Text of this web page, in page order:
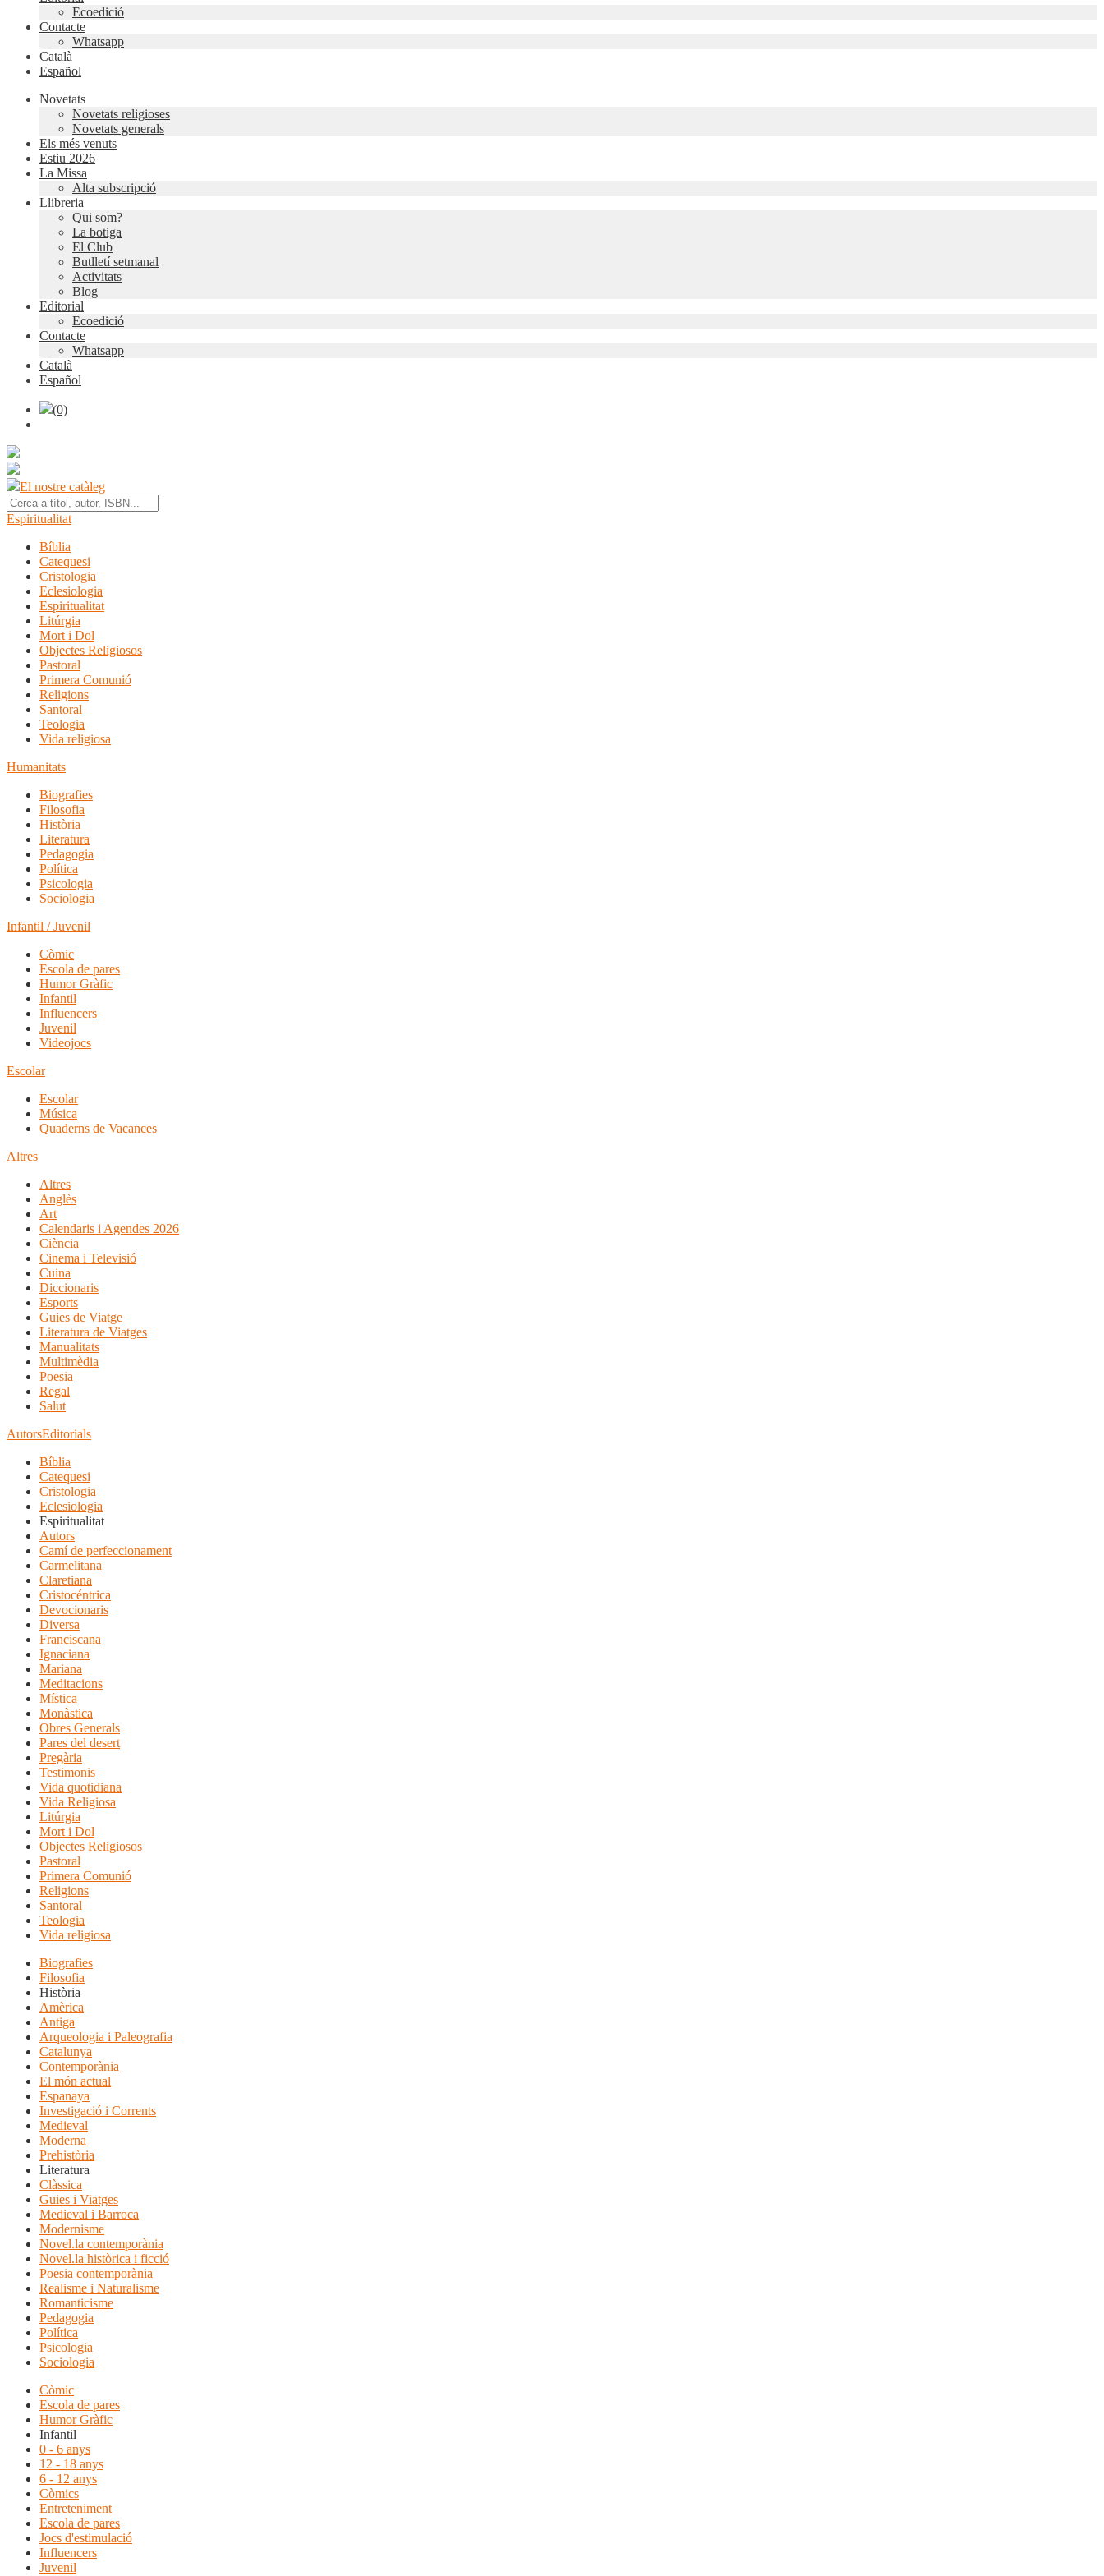
Ecoedició
Contacte
Whatsapp
Català
Español
Novetats
Novetats religioses
Novetats generals
Els més venuts
Estiu 2026
La Missa
Alta subscripció
Llibreria
Qui som?
La botiga
El Club
Butlletí setmanal
Activitats
Blog
Editorial
Ecoedició
Contacte
Whatsapp
Català
Español
(0)
El nostre catàleg
Espiritualitat
Bíblia
Catequesi
Cristologia
Eclesiologia
Espiritualitat
Litúrgia
Mort i Dol
Objectes Religiosos
Pastoral
Primera Comunió
Religions
Santoral
Teologia
Vida religiosa
Humanitats
Biografies
Filosofia
Història
Literatura
Pedagogia
Política
Psicologia
Sociologia
Infantil / Juvenil
Còmic
Escola de pares
Humor Gràfic
Infantil
Influencers
Juvenil
Videojocs
Escolar
Escolar
Música
Quaderns de Vacances
Altres
Altres
Anglès
Art
Calendaris i Agendes 2026
Ciència
Cinema i Televisió
Cuina
Diccionaris
Esports
Guies de Viatge
Literatura de Viatges
Manualitats
Multimèdia
Poesia
Regal
Salut
AutorsEditorials
Bíblia
Catequesi
Cristologia
Eclesiologia
Espiritualitat
Autors
Camí de perfeccionament
Carmelitana
Claretiana
Cristocéntrica
Devocionaris
Diversa
Franciscana
Ignaciana
Mariana
Meditacions
Mística
Monàstica
Obres Generals
Pares del desert
Pregària
Testimonis
Vida quotidiana
Vida Religiosa
Litúrgia
Mort i Dol
Objectes Religiosos
Pastoral
Primera Comunió
Religions
Santoral
Teologia
Vida religiosa
Biografies
Filosofia
Història
Amèrica
Antiga
Arqueologia i Paleografia
Catalunya
Contemporània
El món actual
Espanaya
Investigació i Corrents
Medieval
Moderna
Prehistòria
Literatura
Clàssica
Guies i Viatges
Medieval i Barroca
Modernisme
Novel.la contemporània
Novel.la històrica i ficció
Poesia contemporània
Realisme i Naturalisme
Romanticisme
Pedagogia
Política
Psicologia
Sociologia
Còmic
Escola de pares
Humor Gràfic
Infantil
0 - 6 anys
12 - 18 anys
6 - 12 anys
Còmics
Entreteniment
Escola de pares
Jocs d'estimulació
Influencers
Juvenil